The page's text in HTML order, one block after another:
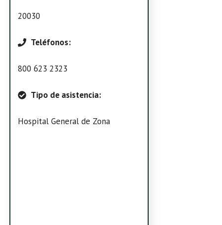
20030
Teléfonos:
800 623 2323
Tipo de asistencia:
Hospital General de Zona